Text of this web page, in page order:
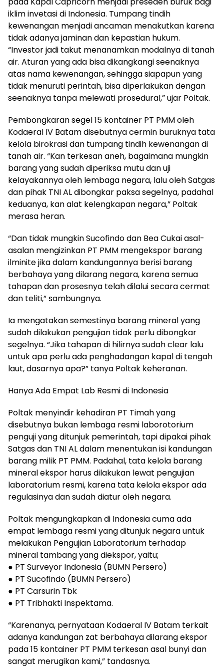
iklim invetasi di Indonesia. Tumpang tindih
kewenangan menjadi ancaman menakutkan karena
tidak adanya jaminan dan kepastian hukum.
“Investor jadi takut menanamkan modalnya di tanah
air. Aturan yang ada bisa dikangkangi seenaknya
atas nama kewenangan, sehingga siapapun yang
tidak menuruti perintah, bisa diperlakukan dengan
seenaknya tanpa melewati prosedural,” ujar Poltak.
Pembongkaran segel 15 kontainer PT PMM oleh
Kodaeral IV Batam disebutnya cermin buruknya tata
kelola birokrasi dan tumpang tindih kewenangan di
tanah air. “Kan terkesan aneh, bagaimana mungkin
barang yang sudah diperiksa mutu dan uji
kelayakannya oleh lembaga negara, lalu oleh Satgas
dan pihak TNI AL dibongkar paksa segelnya, padahal
keduanya, kan alat kelengkapan negara,” Poltak
merasa heran.
“Dan tidak mungkin Sucofindo dan Bea Cukai asal-
asalan mengizinkan PT PMM mengekspor barang
ilminite jika dalam kandungannya berisi barang
berbahaya yang dilarang negara, karena semua
tahapan dan prosesnya telah dilalui secara cermat
dan teliti,” sambungnya.
Ia mengatakan semestinya barang mineral yang
sudah dilakukan pengujian tidak perlu dibongkar
segelnya. “Jika tahapan di hilirnya sudah clear lalu
untuk apa perlu ada penghadangan kapal di tengah
laut, dasarnya apa?” tanya Poltak keheranan.
Hanya Ada Empat Lab Resmi di Indonesia
Poltak menyindir kehadiran PT Timah yang
disebutnya bukan lembaga resmi laborotorium
penguji yang ditunjuk pemerintah, tapi dipakai pihak
Satgas dan TNI AL dalam menentukan isi kandungan
barang milik PT PMM. Padahal, tata kelola barang
mineral ekspor harus dilakukan lewat pengujian
laboratorium resmi, karena tata kelola ekspor ada
regulasinya dan sudah diatur oleh negara.
Poltak mengungkapkan di Indonesia cuma ada
empat lembaga resmi yang ditunjuk negara untuk
melakukan Pengujian Laboratorium terhadap
mineral tambang yang diekspor, yaitu;
● PT Surveyor Indonesia (BUMN Persero)
● PT Sucofindo (BUMN Persero)
● PT Carsurin Tbk
● PT Tribhakti Inspektama.
“Karenanya, pernyataan Kodaeral IV Batam terkait
adanya kandungan zat berbahaya dilarang ekspor
pada 15 kontainer PT PMM terkesan asal bunyi dan
sangat merugikan kami,” tandasnya.